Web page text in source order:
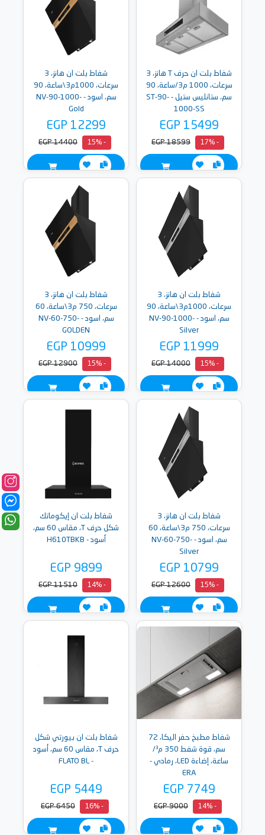
شفاط بلت ان حرف T هانز، 3
سرعات، 1000 م3/ساعة، 90
سم، ستانليس ستيل - ST-90-
1000-SS
EGP 15499
- 17%
EGP 18599
شفاط بلت ان هانز، 3
سرعات، 1000م3\ساعة، 90
سم، اسود - NV-90-1000-
Gold
EGP 12299
- 15%
EGP 14400
شفاط بلت ان هانز، 3
سرعات، 1000م3\ساعة، 90
سم، اسود - NV-90-1000-
Silver
EGP 11999
- 15%
EGP 14000
شفاط بلت ان هانز، 3
سرعات، 750 م3\ساعة، 60
سم، اسود - NV-60-750-
GOLDEN
EGP 10999
- 15%
EGP 12900
شفاط بلت ان هانز، 3
سرعات، 750 م3\ساعة، 60
سم، اسود - NV-60-750-
Silver
EGP 10799
- 15%
EGP 12600
شفاط بلت ان إيكوماتك
شكل حرف T، مقاس 60 سم،
أسود - H610TBKB
EGP 9899
- 14%
EGP 11510
شفاط مطبخ حفر اليكا، 72
سم، قوة شفط 350 م³/
ساعة، إضاءة LED، رمادي -
ERA
EGP 7749
- 14%
EGP 9000
شفاط بلت ان بيورتي شكل
حرف T، مقاس 60 سم، أسود
- FLATO BL
EGP 5449
- 16%
EGP 6450